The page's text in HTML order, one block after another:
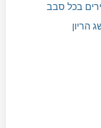
בכל סבב
הריון